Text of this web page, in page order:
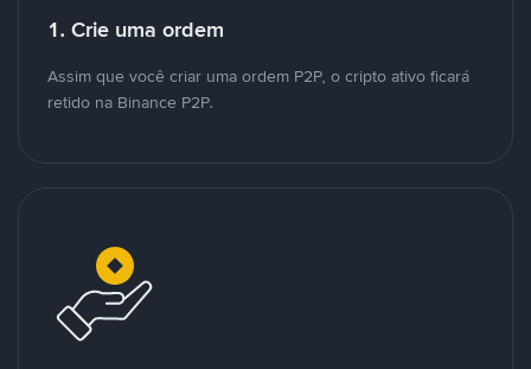
1. Crie uma ordem
Assim que você criar uma ordem P2P, o cripto ativo ficará
retido na Binance P2P.